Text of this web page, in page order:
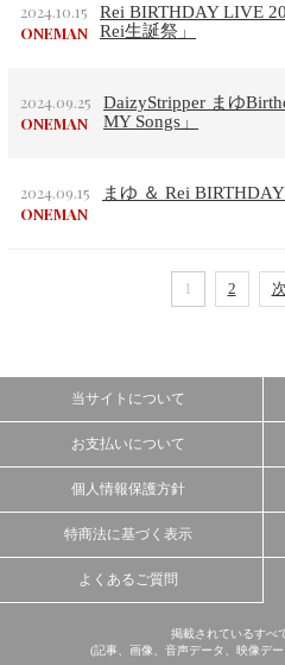
2024.10.15
ONEMAN
Rei BIRTHDAY LIVE
Rei生誕祭」
2024.09.25
ONEMAN
DaizyStripper まゆ
MY Songs」
2024.09.15
ONEMAN
まゆ ＆ Rei
1 2
当サイトについて
お支払いについて
個人情報保護方針
特商法に基づく表示
よくあるご質問
掲載されているすべ
(記事、画像、音声データ、映像デ